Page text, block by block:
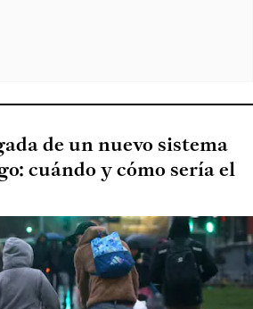
de un nuevo sistema
cuándo y cómo sería el